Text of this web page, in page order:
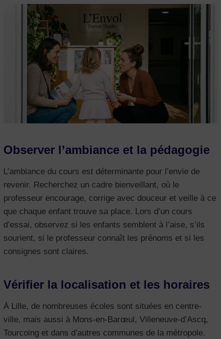
Observer l’ambiance et la pédagogie
L’ambiance du cours est déterminante pour l’envie de
revenir. Recherchez un cadre bienveillant, où le
professeur encourage, corrige avec douceur et veille à ce
que chaque enfant trouve sa place. Lors d’un cours
d’essai, observez si les enfants semblent à l’aise, s’ils
sourient, si le professeur connaît les prénoms et si les
consignes sont claires.
Vérifier la localisation et les horaires
À Lille, de nombreuses écoles sont situées en centre-
ville, mais aussi à Mons-en-Barœul, Villeneuve-d’Ascq,
Tourcoing et dans d’autres communes de la métropole.